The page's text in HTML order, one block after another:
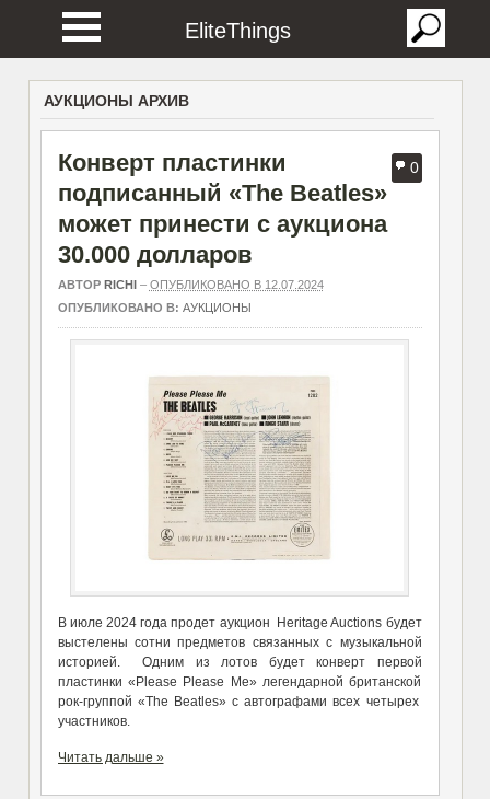
EliteThings
АУКЦИОНЫ АРХИВ
0
Конверт пластинки
подписанный «The Beatles»
может принести с аукциона
30.000 долларов
АВТОР RICHI– ОПУБЛИКОВАНО В 12.07.2024
ОПУБЛИКОВАНО В: АУКЦИОНЫ
В июле 2024 года продет аукцион Heritage Auctions будет
выстелены сотни предметов связанных с музыкальной
историей. Одним из лотов будет конверт первой
пластинки «Please Please Me» легендарной британской
рок-группой «The Beatles» с автографами всех четырех
участников.
Читать дальше »